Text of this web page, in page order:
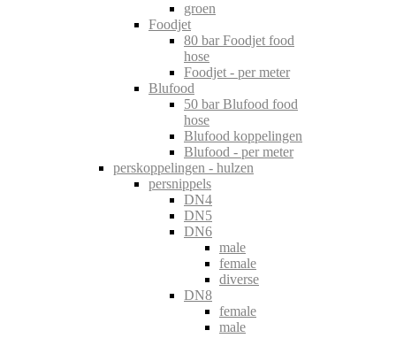
groen
Foodjet
80 bar Foodjet food
hose
Foodjet - per meter
Blufood
50 bar Blufood food
hose
Blufood koppelingen
Blufood - per meter
perskoppelingen - hulzen
persnippels
DN4
DN5
DN6
male
female
diverse
DN8
female
male